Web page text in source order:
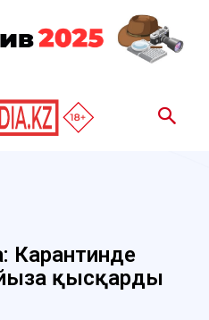
Карантинде
қысқарды